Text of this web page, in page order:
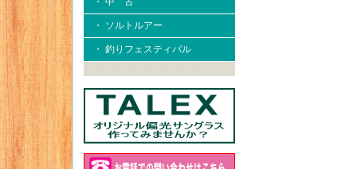
・ ソルトルアー
・ 釣りフェスティバル